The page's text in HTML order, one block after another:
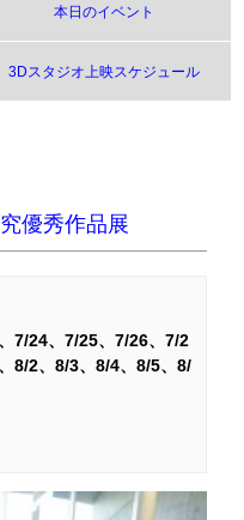
本日のイベント
3Dスタジオ上映スケジュール
優秀作品展
7/24 7/25 7/26
7/2
8/2 8/3 8/4 8/5
8/